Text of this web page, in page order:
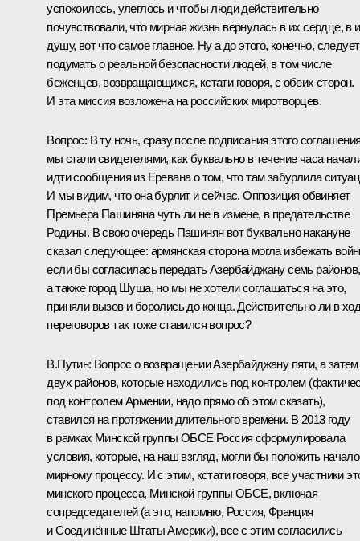
успокоилось, улеглось и чтобы люди действительно
почувствовали, что мирная жизнь вернулась в их сердце, в
душу, вот что самое главное. Ну а до этого, конечно, следует
подумать о реальной безопасности людей, в том числе
беженцев, возвращающихся, кстати говоря, с обеих сторон.
И эта миссия возложена на российских миротворцев.
Вопрос: В ту ночь, сразу после подписания этого
мы стали свидетелями, как буквально в течение часа
идти сообщения из Еревана о том, что там забурлила
И мы видим, что она бурлит и сейчас. Оппозиция обвиняет
Премьера Пашиняна чуть ли не в измене, в предательстве
Родины. В свою очередь Пашинян вот буквально накануне
сказал следующее: армянская сторона могла избежать
если бы согласилась передать Азербайджану семь районов,
а также город Шуша, но мы не хотели соглашаться на это,
приняли вызов и боролись до конца. Действительно ли в
переговоров так тоже ставился вопрос?
В.Путин: Вопрос о возвращении Азербайджану пяти, а затем
двух районов, которые находились под контролем
под контролем Армении, надо прямо об этом сказать),
ставился на протяжении длительного времени. В 2013 году
в рамках Минской группы ОБСЕ Россия сформулировала
условия, которые, на наш взгляд, могли бы положить начало
мирному процессу. И с этим, кстати говоря, все участники
минского процесса, Минской группы ОБСЕ, включая
сопредседателей (а это, напомню, Россия, Франция
и Соединённые Штаты Америки), все с этим согласились